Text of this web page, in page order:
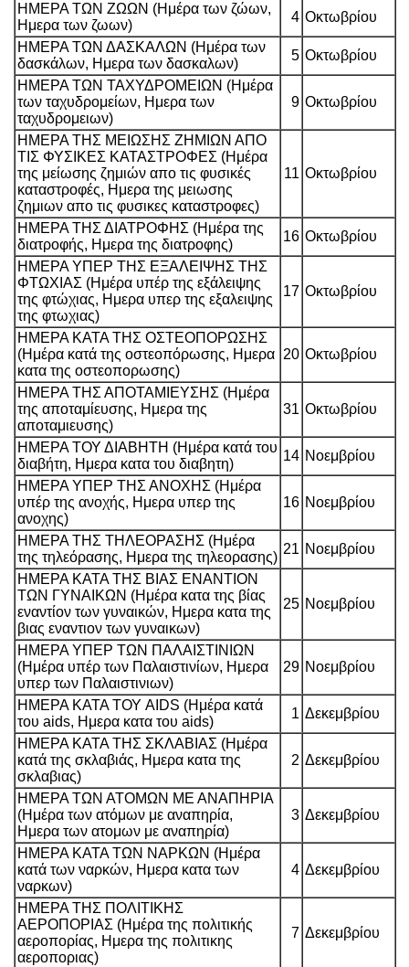
ΗΜΕΡΑ ΤΩΝ ΖΩΩΝ (Ημέρα των ζώων,
Ημερα των ζωων)
4 Οκτωβρίου
ΗΜΕΡΑ ΤΩΝ ΔΑΣΚΑΛΩΝ (Ημέρα των
δασκάλων, Ημερα των δασκαλων)
5 Οκτωβρίου
ΗΜΕΡΑ ΤΩΝ ΤΑΧΥΔΡΟΜΕΙΩΝ (Ημέρα
των ταχυδρομείων, Ημερα των
ταχυδρομειων)
9 Οκτωβρίου
ΗΜΕΡΑ ΤΗΣ ΜΕΙΩΣΗΣ ΖΗΜΙΩΝ ΑΠΟ
ΤΙΣ ΦΥΣΙΚΕΣ ΚΑΤΑΣΤΡΟΦΕΣ (Ημέρα
της μείωσης ζημιών απο τις φυσικές
καταστροφές, Ημερα της μειωσης
ζημιων απο τις φυσικες καταστροφες)
11 Οκτωβρίου
ΗΜΕΡΑ ΤΗΣ ΔΙΑΤΡΟΦΗΣ (Ημέρα της
διατροφής, Ημερα της διατροφης)
16 Οκτωβρίου
ΗΜΕΡΑ ΥΠΕΡ ΤΗΣ ΕΞΑΛΕΙΨΗΣ ΤΗΣ
ΦΤΩΧΙΑΣ (Ημέρα υπέρ της εξάλειψης
της φτώχιας, Ημερα υπερ της εξαλειψης
της φτωχιας)
17 Οκτωβρίου
ΗΜΕΡΑ ΚΑΤΑ ΤΗΣ ΟΣΤΕΟΠΟΡΩΣΗΣ
(Ημέρα κατά της οστεοπόρωσης, Ημερα
κατα της οστεοπορωσης)
20 Οκτωβρίου
ΗΜΕΡΑ ΤΗΣ ΑΠΟΤΑΜΙΕΥΣΗΣ (Ημέρα
της αποταμίευσης, Ημερα της
αποταμιευσης)
31 Οκτωβρίου
ΗΜΕΡΑ ΤΟΥ ΔΙΑΒΗΤΗ (Ημέρα κατά του
διαβήτη, Ημερα κατα του διαβητη)
14 Νοεμβρίου
ΗΜΕΡΑ ΥΠΕΡ ΤΗΣ ΑΝΟΧΗΣ (Ημέρα
υπέρ της ανοχής, Ημερα υπερ της
ανοχης)
16 Νοεμβρίου
ΗΜΕΡΑ ΤΗΣ ΤΗΛΕΟΡΑΣΗΣ (Ημέρα
της τηλεόρασης, Ημερα της τηλεορασης)
21 Νοεμβρίου
ΗΜΕΡΑ ΚΑΤΑ ΤΗΣ ΒΙΑΣ ΕΝΑΝΤΙΟΝ
ΤΩΝ ΓΥΝΑΙΚΩΝ (Ημέρα κατα της βίας
εναντίον των γυναικών, Ημερα κατα της
βιας εναντιον των γυναικων)
25 Νοεμβρίου
ΗΜΕΡΑ ΥΠΕΡ ΤΩΝ ΠΑΛΑΙΣΤΙΝΙΩΝ
(Ημέρα υπέρ των Παλαιστινίων, Ημερα
υπερ των Παλαιστινιων)
29 Νοεμβρίου
ΗΜΕΡΑ ΚΑΤΑ ΤΟΥ AIDS (Ημέρα κατά
του aids, Ημερα κατα του aids)
1 Δεκεμβρίου
ΗΜΕΡΑ ΚΑΤΑ ΤΗΣ ΣΚΛΑΒΙΑΣ (Ημέρα
κατά της σκλαβιάς, Ημερα κατα της
σκλαβιας)
2 Δεκεμβρίου
ΗΜΕΡΑ ΤΩΝ ΑΤΟΜΩΝ ΜΕ ΑΝΑΠΗΡΙΑ
(Ημέρα των ατόμων με αναπηρία,
Ημερα των ατομων με αναπηρία)
3 Δεκεμβρίου
ΗΜΕΡΑ ΚΑΤΑ ΤΩΝ ΝΑΡΚΩΝ (Ημέρα
κατά των ναρκών, Ημερα κατα των
ναρκων)
4 Δεκεμβρίου
ΗΜΕΡΑ ΤΗΣ ΠΟΛΙΤΙΚΗΣ
ΑΕΡΟΠΟΡΙΑΣ (Ημέρα της πολιτικής
αεροπορίας, Ημερα της πολιτικης
αεροποριας)
7 Δεκεμβρίου